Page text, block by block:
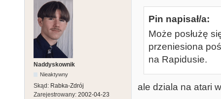
Naddyskownik
Nieaktywny
Skąd: Rabka-Zdrój
Zarejestrowany: 2002-04-23
Pin napisał/a:
Może posłużę
przeniesiona
na Rapidusie.
ale dziala na atari